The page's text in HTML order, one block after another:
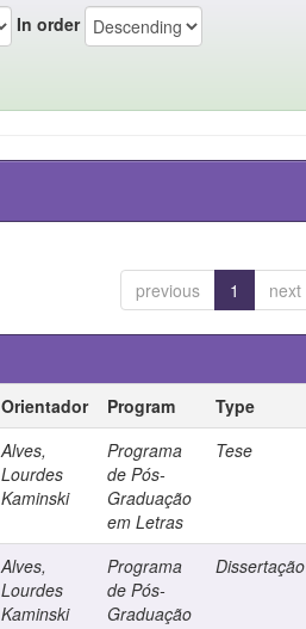
In order
previous 1 next
Orientador Program
Type
Alves,
Lourdes
Kaminski
Programa
de Pós-
Graduação
em Letras
Tese
Alves,
Lourdes
Kaminski
Programa
de Pós-
Graduação
Dissertação